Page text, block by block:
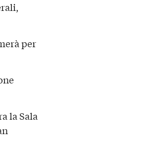
per
la Sala